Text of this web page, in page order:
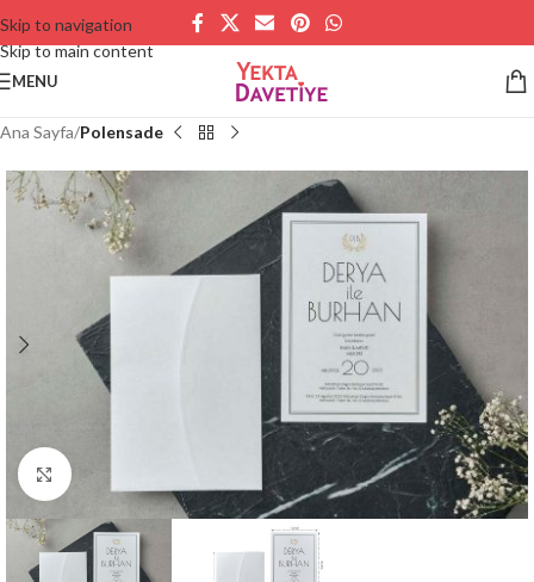
Skip to navigation
Skip to main content
MENU
Ana Sayfa Polensade
Büyütmek için tıklayın